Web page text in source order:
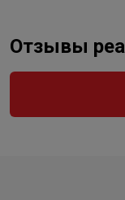
Отзывы